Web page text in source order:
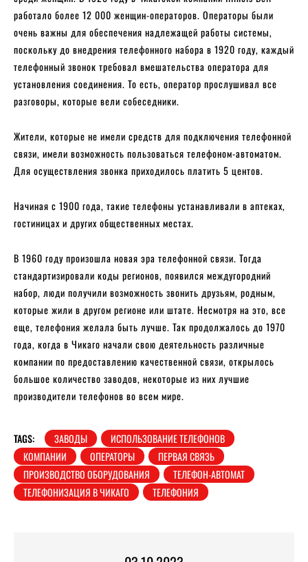
работало более 12 000 женщин-операторов. Операторы были
очень важны для обеспечения надлежащей работы системы,
поскольку до внедрения телефонного набора в 1920 году, каждый
телефонный звонок требовал вмешательства оператора для
установления соединения. То есть, оператор прослушивал все
разговоры, которые вели собеседники.
Жители, которые не имели средств для подключения телефонной
связи, имели возможность пользоваться телефоном-автоматом.
Для осуществления звонка приходилось платить 5 центов.
Начиная с 1900 года, такие телефоны устанавливали в аптеках,
гостиницах и других общественных местах.
В 1960 году произошла новая эра телефонной связи. Тогда
стандартизировали коды регионов, появился междугородний
набор, люди получили возможность звонить друзьям, родным,
которые жили в другом регионе или штате. Несмотря на это, все
еще, телефония желала быть лучше. Так продолжалось до 1970
года, когда в Чикаго начали свою деятельность различные
компании по предоставлению качественной связи, открылось
большое количество заводов, некоторые из них лучшие
производители телефонов во всем мире.
TAGS: ЗАВОДЫ
ИСПОЛЬЗОВАНИЕ ТЕЛЕФОНОВ
КОМПАНИИ
ОПЕРАТОРЫ
ПЕРВАЯ СВЯЗЬ
ПРОИЗВОДСТВО ОБОРУДОВАНИЯ
ТЕЛЕФОН-АВТОМАТ
ТЕЛЕФОНИЗАЦИЯ В ЧИКАГО
ТЕЛЕФОНИЯ